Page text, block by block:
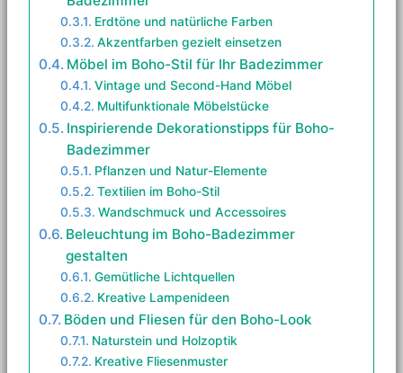
Erdtöne und natürliche Farben
Akzentfarben gezielt einsetzen
Möbel im Boho-Stil für Ihr Badezimmer
Vintage und Second-Hand Möbel
Multifunktionale Möbelstücke
Inspirierende Dekorationstipps für Boho-
Badezimmer
Pflanzen und Natur-Elemente
Textilien im Boho-Stil
Wandschmuck und Accessoires
Beleuchtung im Boho-Badezimmer
gestalten
Gemütliche Lichtquellen
Kreative Lampenideen
Böden und Fliesen für den Boho-Look
Naturstein und Holzoptik
Kreative Fliesenmuster